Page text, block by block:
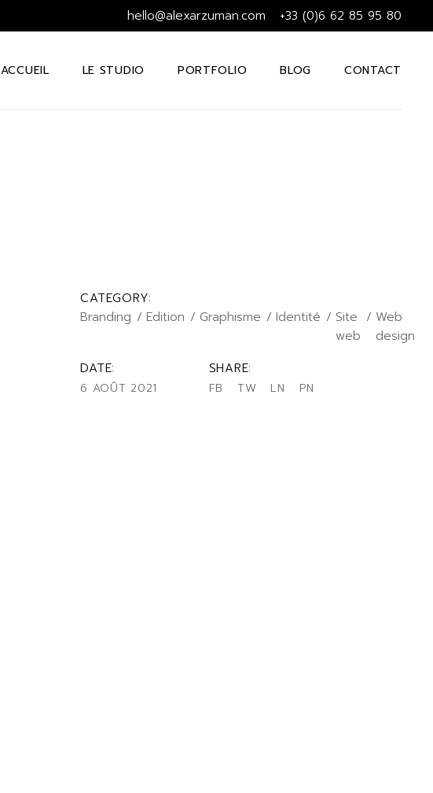
hello@alexarzuman.com +33 (0)6 62 85 95 80
ACCUEIL LE STUDIO PORTFOLIO BLOG CONTACT
CATEGORY:
Branding
Edition Graphisme Identité
Site
web
Web
design
DATE:
6 AOÛT 2021
SHARE:
FB TW LN PN